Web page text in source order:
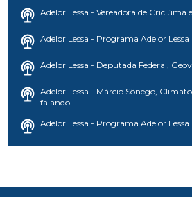
Adelor Lessa - Vereadora de Criciúma
Adelor Lessa - Programa Adelor
Adelor Lessa - Deputada Federal,
Adelor Lessa - Márcio Sônego,
falando...
Adelor Lessa - Programa Adelor